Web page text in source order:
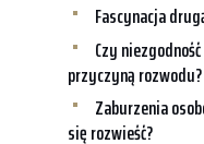
Fascynacja
Czy
przyczyną rozwodu?
Zaburzenia
się rozwieść?